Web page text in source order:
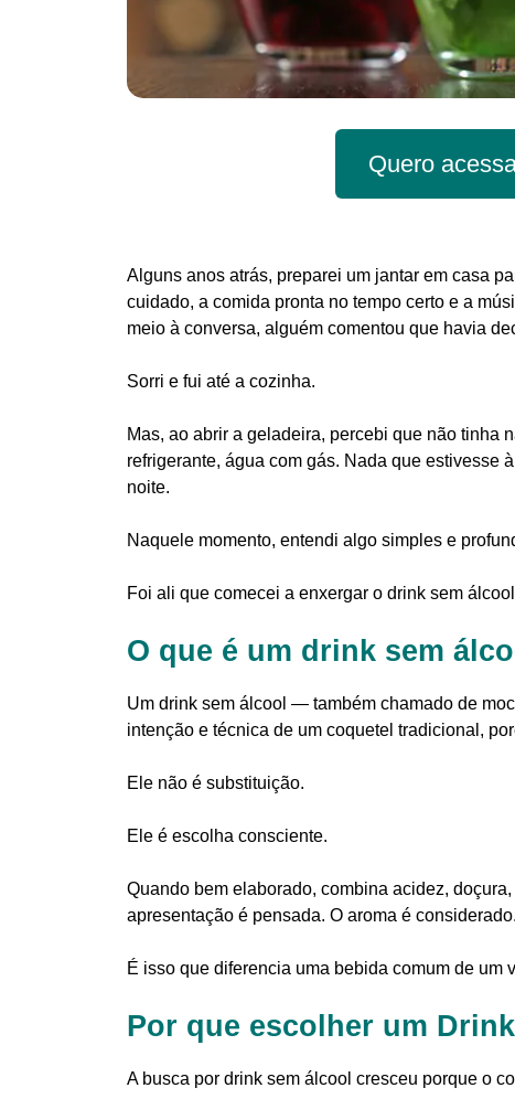
Quero
Alguns anos atrás, preparei um jantar em casa
cuidado, a comida pronta no tempo certo e a
meio à conversa, alguém comentou que havia
Sorri e fui até a cozinha.
Mas, ao abrir a geladeira, percebi que não tinha
refrigerante, água com gás. Nada que estivesse
noite.
Naquele momento, entendi algo simples e
Foi ali que comecei a enxergar o drink sem
O que é um drink sem
Um drink sem álcool — também chamado de
intenção e técnica de um coquetel tradicional,
Ele não é substituição.
Ele é escolha consciente.
Quando bem elaborado, combina acidez,
apresentação é pensada. O aroma é
É isso que diferencia uma bebida comum de um
Por que escolher um
A busca por drink sem álcool cresceu porque o